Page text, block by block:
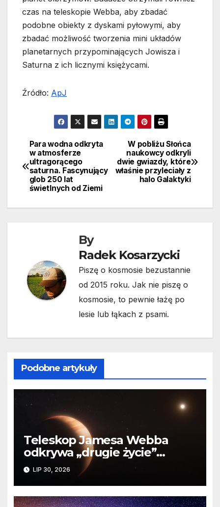
czas na teleskopie Webba, aby zbadać
podobne obiekty z dyskami pyłowymi, aby
zbadać możliwość tworzenia mini układów
planetarnych przypominających Jowisza i
Saturna z ich licznymi księżycami.
Źródło: ApJ
Nawigacja
wpisu
W pobliżu Słońca
naukowcy odkryli
dwie gwiazdy, które
właśnie przyleciały z
halo Galaktyki
Para wodna odkryta
w atmosferze
ultragorącego
saturna. Fascynujący
glob 250 lat
świetlnych od Ziemi
By
Radek Kosarzycki
Piszę o kosmosie bezustannie
od 2015 roku. Jak nie piszę o
kosmosie, to pewnie łażę po
lesie lub łąkach z psami.
Podobne artykuły
Teleskop Jamesa Webba
odkrywa „drugie życie”
planety krążącej wokół
martwej gwiazdy
LIP 30, 2026